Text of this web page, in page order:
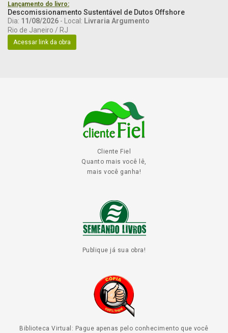
Lançamento do livro:
Descomissionamento Sustentável de Dutos Offshore
Dia: 11/08/2026 - Local: Livraria Argumento
Rio de Janeiro / RJ
Acessar link da obra
Cliente Fiel
Quanto mais você lê,
mais você ganha!
Publique já sua obra!
Biblioteca Virtual: Pague apenas pelo conhecimento que você